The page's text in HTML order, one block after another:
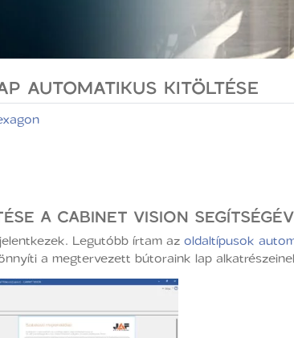
AUTOMATIKUS KITÖLTÉSE
A CABINET VISION
Legutóbb írtam azoldaltípusok
a megtervezett bútoraink lap